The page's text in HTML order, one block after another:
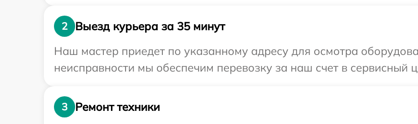
2
Выезд курьера за 35 минут
Наш мастер приедет по указанному адресу для осмотра
неисправности мы обеспечим перевозку за наш счет в сервисный
3
Ремонт техники